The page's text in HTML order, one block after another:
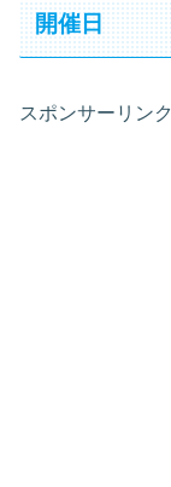
開催日
スポンサーリンク